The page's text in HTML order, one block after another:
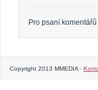
Pro psaní
Copyright 2013 MMEDIA ·